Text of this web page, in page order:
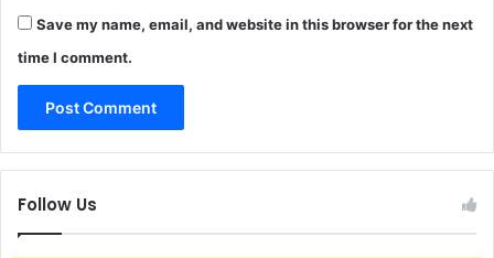
Save my name, email, and website in this browser for the next
time I comment.
Follow Us